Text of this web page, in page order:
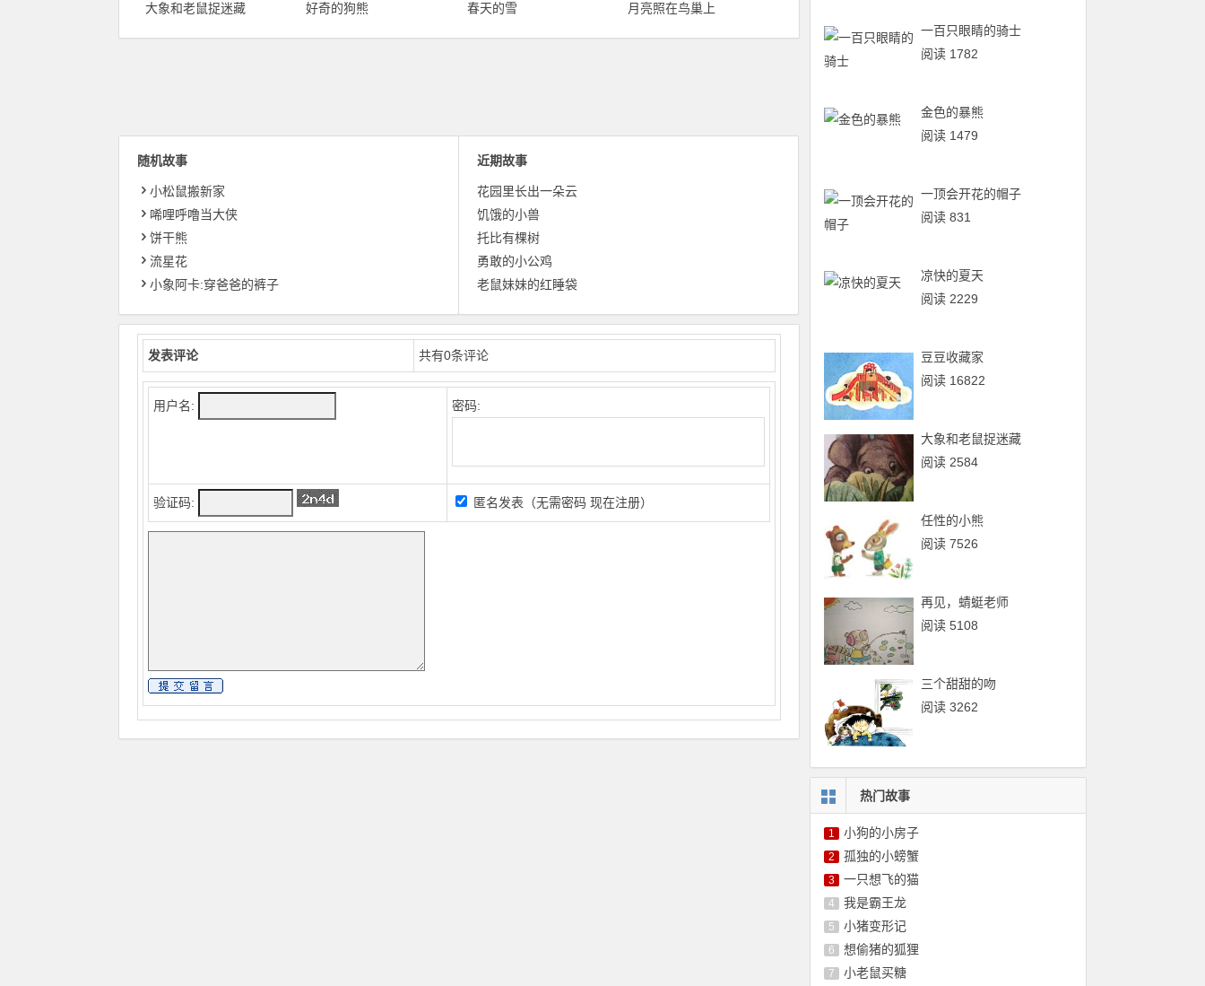
大象和老鼠捉迷藏 好奇的狗熊 春天的雪 月亮照在鸟巢上
随机故事
小松鼠搬新家
唏哩呼噜当大侠
饼干熊
流星花
小象阿卡:穿爸爸的裤子
近期故事
花园里长出一朵云
饥饿的小兽
托比有棵树
勇敢的小公鸡
老鼠妹妹的红睡袋
发表评论 共有0条评论
用户名: 密码:
验证码: 匿名发表（无需密码 现在注册）
一百只眼睛的骑士
阅读 1782
金色的暴熊
阅读 1479
一顶会开花的帽子
阅读 831
凉快的夏天
阅读 2229
豆豆收藏家
阅读 16822
大象和老鼠捉迷藏
阅读 2584
任性的小熊
阅读 7526
再见，蜻蜓老师
阅读 5108
三个甜甜的吻
阅读 3262
热门故事
1 小狗的小房子
2 孤独的小螃蟹
3 一只想飞的猫
4 我是霸王龙
5 小猪变形记
6 想偷猪的狐狸
7 小老鼠买糖